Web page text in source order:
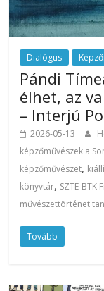
Dialógus
Pándi
élhet, az
– Interjú
2026-05-13
képzőművészek a
képzőművészet,
könyvtár, SZTE-BTK
művészettörténet
Tovább